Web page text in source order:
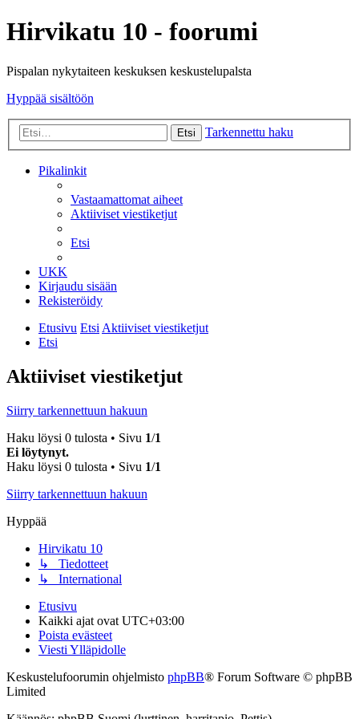
Hirvikatu 10 - foorumi
Pispalan nykytaiteen keskuksen keskustelupalsta
Hyppää sisältöön
Etsi Tarkennettu haku
Pikalinkit
Vastaamattomat aiheet
Aktiiviset viestiketjut
Etsi
UKK
Kirjaudu sisään
Rekisteröidy
Etusivu EtsiAktiiviset viestiketjut
Etsi
Aktiiviset viestiketjut
Siirry tarkennettuun hakuun
Haku löysi 0 tulosta • Sivu 1/1
Ei löytynyt.
Haku löysi 0 tulosta • Sivu 1/1
Siirry tarkennettuun hakuun
Hyppää
Hirvikatu 10
↳ Tiedotteet
↳ International
Etusivu
Kaikki ajat ovat UTC+03:00
Poista evästeet
Viesti Ylläpidolle
Keskustelufoorumin ohjelmisto phpBB® Forum Software © phpBB
Limited